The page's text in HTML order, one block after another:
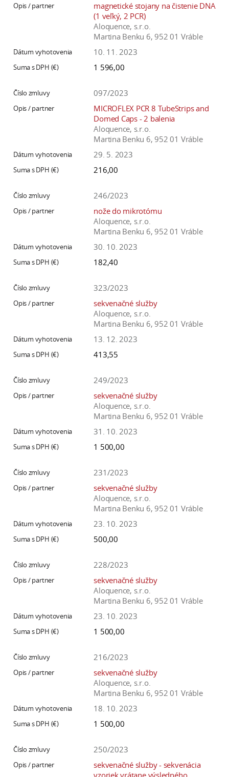
magnetické stojany na čistenie DNA
(1 veľký, 2 PCR)
Aloquence, s.r.o.
Martina Benku 6, 952 01 Vráble
10. 11. 2023
1 596,00
097/2023
MICROFLEX PCR 8 TubeStrips and
Domed Caps - 2 balenia
Aloquence, s.r.o.
Martina Benku 6, 952 01 Vráble
29. 5. 2023
216,00
246/2023
nože do mikrotómu
Aloquence, s.r.o.
Martina Benku 6, 952 01 Vráble
30. 10. 2023
182,40
323/2023
sekvenačné služby
Aloquence, s.r.o.
Martina Benku 6, 952 01 Vráble
13. 12. 2023
413,55
249/2023
sekvenačné služby
Aloquence, s.r.o.
Martina Benku 6, 952 01 Vráble
31. 10. 2023
1 500,00
231/2023
sekvenačné služby
Aloquence, s.r.o.
Martina Benku 6, 952 01 Vráble
23. 10. 2023
500,00
228/2023
sekvenačné služby
Aloquence, s.r.o.
Martina Benku 6, 952 01 Vráble
23. 10. 2023
1 500,00
216/2023
sekvenačné služby
Aloquence, s.r.o.
Martina Benku 6, 952 01 Vráble
18. 10. 2023
1 500,00
250/2023
sekvenačné služby - sekvenácia